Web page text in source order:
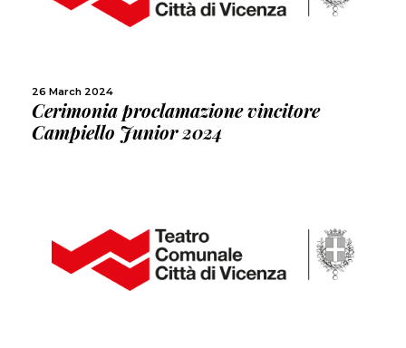
26 March 2024
Cerimonia proclamazione vincitore
Campiello Junior 2024
MORE
MORE